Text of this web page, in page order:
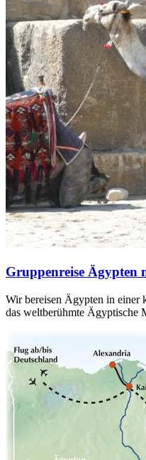
Gruppenreise Ägypten
Wir bereisen Ägypten in einer
das weltberühmte Ägyptische